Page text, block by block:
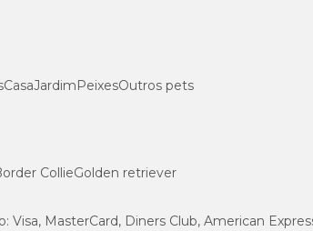
CasaJardimPeixesOutros pets
CollieGolden retriever
Visa, MasterCard, Diners Club, American